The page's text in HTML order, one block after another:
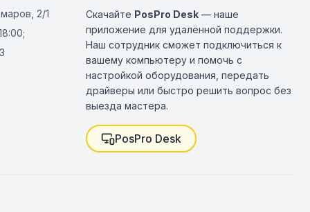
2/1
Скачайте PosPro Desk — наше
приложение для удалённой поддержки.
Наш сотрудник сможет подключиться к
вашему компьютеру и помочь с
настройкой оборудования, передать
драйверы или быстро решить вопрос без
выезда мастера.
PosPro Desk